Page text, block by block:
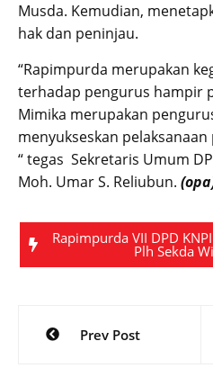
Musda. Kemudian,
hak dan peninjau.
“Rapimpurda merupakan
terhadap pengurus hampir
Mimika merupakan
menyukseskan
“ tegas Sekretaris Umum
Moh. Umar S. Reliubun.
Rapimpurda VII DPD
Plh Sekda
Post
navigation
Prev Post